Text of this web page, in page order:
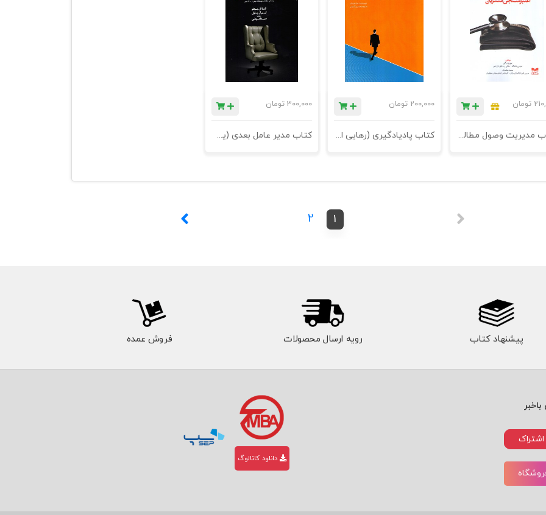
تومان
کتاب مدیریت وصول مطالبات و اعتبارسنجی مشتریان - چاپ هفتم
200,000 تومان
کتاب پادیادگیری (رهایی از موفقیت‌های گذشته برای کسب نتایج شگفت‌انگیز)
300,000 تومان
کتاب مدیر عامل بعدی (یک قدم تا مدیر عامل شدن) - چاپ دوم
1
2
پیشنهاد کتاب رویه ارسال محصولات فروش عمده
اشتراک
دانلود کاتالوگ